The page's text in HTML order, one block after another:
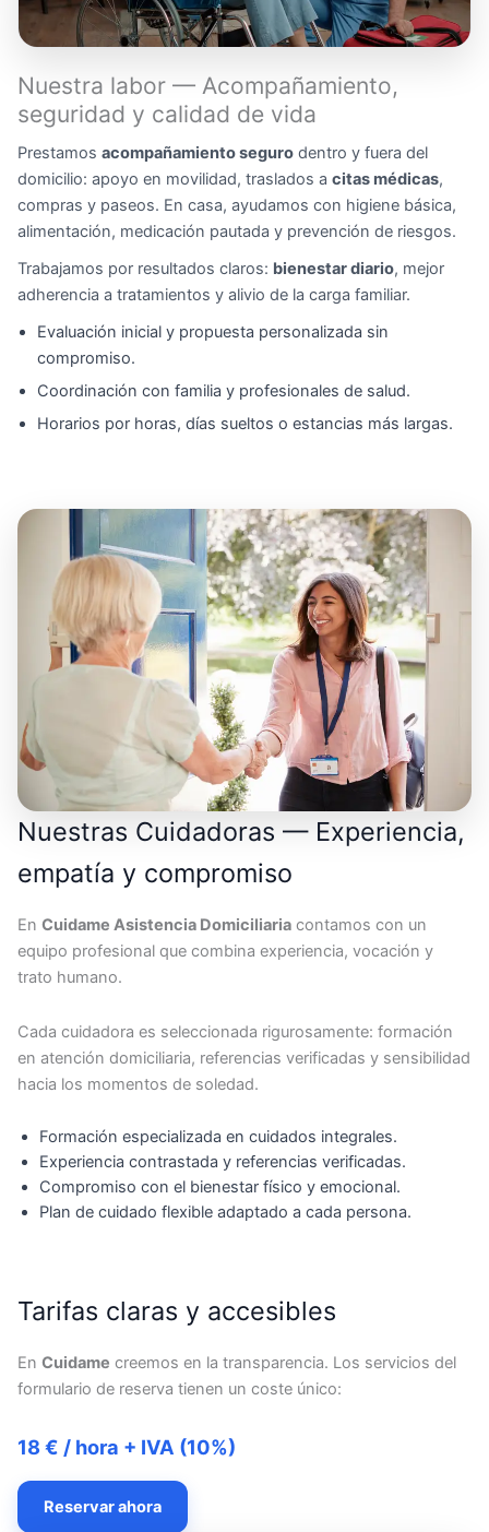
Nuestra labor — Acompañamiento,
seguridad y calidad de vida
Prestamos acompañamiento seguro dentro y fuera del
domicilio: apoyo en movilidad, traslados a citas médicas,
compras y paseos. En casa, ayudamos con higiene básica,
alimentación, medicación pautada y prevención de riesgos.
Trabajamos por resultados claros: bienestar diario, mejor
adherencia a tratamientos y alivio de la carga familiar.
Evaluación inicial y propuesta personalizada sin
compromiso.
Coordinación con familia y profesionales de salud.
Horarios por horas, días sueltos o estancias más largas.
Nuestras Cuidadoras — Experiencia,
empatía y compromiso
En Cuidame Asistencia Domiciliaria contamos con un
equipo profesional que combina experiencia, vocación y
trato humano.
Cada cuidadora es seleccionada rigurosamente: formación
en atención domiciliaria, referencias verificadas y sensibilidad
hacia los momentos de soledad.
Formación especializada en cuidados integrales.
Experiencia contrastada y referencias verificadas.
Compromiso con el bienestar físico y emocional.
Plan de cuidado flexible adaptado a cada persona.
Tarifas claras y accesibles
En Cuidame creemos en la transparencia. Los servicios del
formulario de reserva tienen un coste único:
18 € / hora + IVA (10%)
Reservar ahora